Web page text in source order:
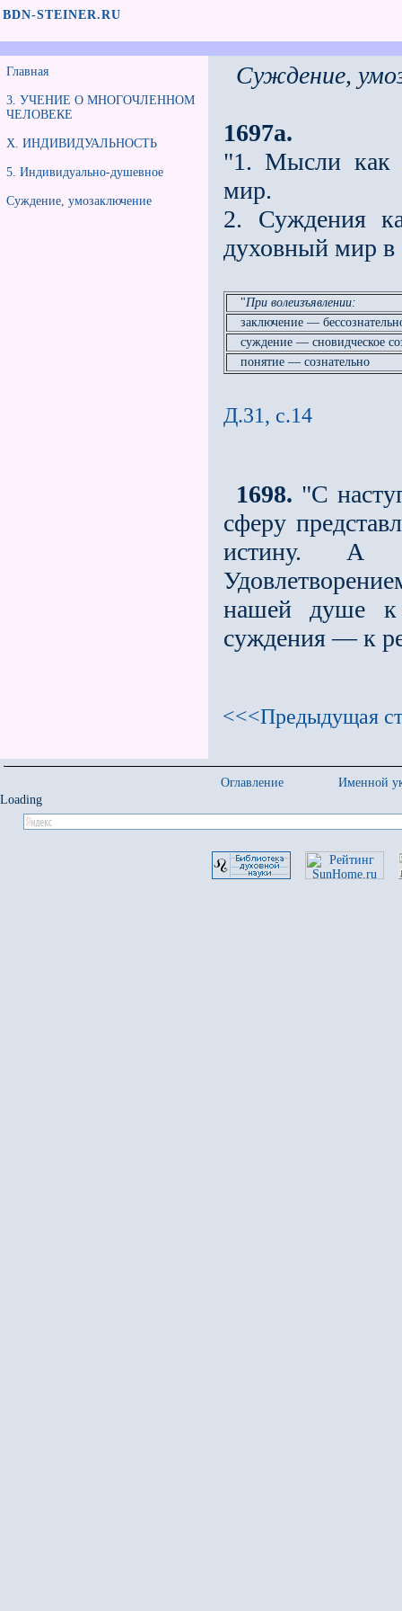
BDN-STEINER.RU
Главная
3. УЧЕНИЕ О МНОГОЧЛЕННОМ
ЧЕЛОВЕКЕ
Х. ИНДИВИДУАЛЬНОСТЬ
5. Индивидуально-душевное
Суждение, умозаключение
Суждение,
1697a.
"1. Мысли как
мир.
2. Суждения
духовный мир в
"При волеизъявлении:
заключение —
суждение — сновидческое
понятие — сознательно
Д.31, с.14
1698. "С
сферу
истину. А
нашей душе к
суждения — к
<<<Предыдущая
Оглавление
Именной
Loading